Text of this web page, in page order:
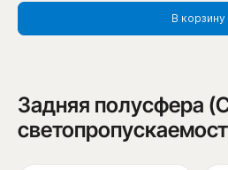
В корзину
Задняя полусфера